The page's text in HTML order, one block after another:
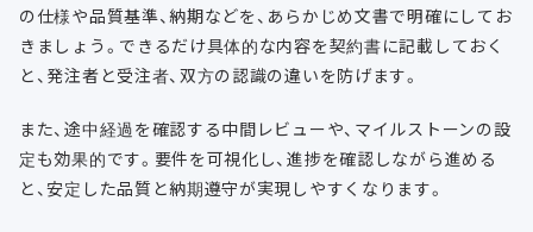
の仕様や品質基準、納期などを、あらかじめ文書で明確にしてお
きましょう。できるだけ具体的な内容を契約書に記載しておく
と、発注者と受注者、双方の認識の違いを防げます。
また、途中経過を確認する中間レビューや、マイルストーンの設
定も効果的です。要件を可視化し、進捗を確認しながら進める
と、安定した品質と納期遵守が実現しやすくなります。